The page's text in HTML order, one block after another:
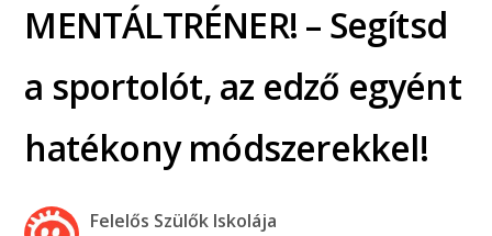
MENTÁLTRÉNER! – Segítsd
a sportolót, az edző egyént
hatékony módszerekkel!
Felelős Szülők Iskolája